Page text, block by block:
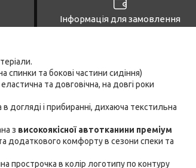
Інформація для замовлення
та бокові частини сидіння)
та довговічна, на довгі роки
догляді і прибиранні, дихаюча текстильна
з високоякісної автотканини преміум
додаткового комфорту в сезони спеки та
прострочка в колір логотипу по контуру